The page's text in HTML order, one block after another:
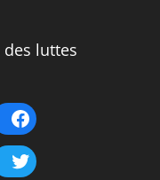
luttes
Facebook
Twitter